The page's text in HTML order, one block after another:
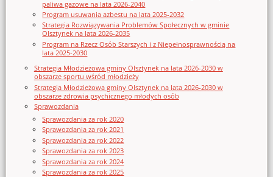
paliwa gazowe na lata 2026-2040
Program usuwania azbestu na lata 2025-2032
Strategia Rozwiązywania Problemów Społecznych w gminie
Olsztynek na lata 2026-2035
Program na Rzecz Osób Starszych i z Niepełnosprawnością na
lata 2025-2030
Strategia Młodzieżowa gminy Olsztynek na lata 2026-2030 w
obszarze sportu wśród młodzieży
Strategia Młodzieżowa gminy Olsztynek na lata 2026-2030 w
obszarze zdrowia psychicznego młodych osób
Sprawozdania
Sprawozdania za rok 2020
Sprawozdania za rok 2021
Sprawozdania za rok 2022
Sprawozdania za rok 2023
Sprawozdania za rok 2024
Sprawozdania za rok 2025